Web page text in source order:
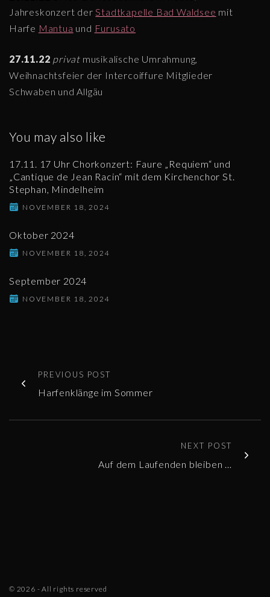
Jahreskonzert derStadtkapelle Bad Waldsee mit
Harfe Mantua und Furusato
27.11.22 privat musikalische Umrahmung,
Weihnachtsfeier der Intercoiffure Mitglieder
Schwaben und Allgäu
You may also like
17.11. 17 Uhr Chorkonzert: Faure „Requiem“ und
„Cantique de Jean Racin“ mit dem Kirchenchor St.
Stephan, Mindelheim
NOVEMBER 18, 2024
Oktober 2024
NOVEMBER 18, 2024
September 2024
NOVEMBER 18, 2024
PREVIOUS POST
Harfenklänge im Sommer
NEXT POST
Auf dem Laufenden bleiben …
© 2026 - All rights reserved